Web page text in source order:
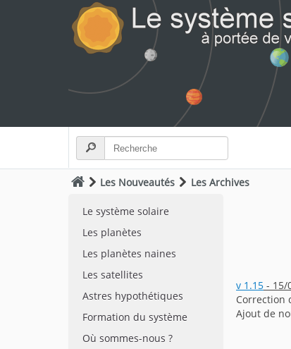
Les Nouveautés Les Archives
Le système solaire
Les planètes
Les planètes naines
Les satellites
Astres hypothétiques
Formation du système
Où sommes-nous ?
v 1.15 - 15/
Correction
Ajout de